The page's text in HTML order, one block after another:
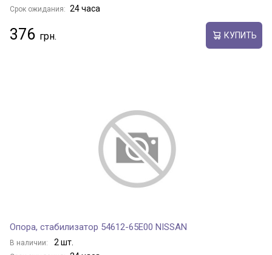
Срок ожидания: 24 часа
376 КУПИТЬ
Опора, стабилизатор 54612-65E00 NISSAN
В наличии: 2 шт.